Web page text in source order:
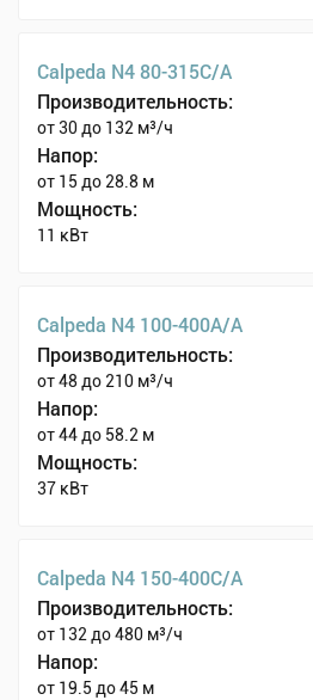
Calpeda N4 80-315C/A
Производительность:
от 30 до 132 м³/ч
Напор:
от 15 до 28.8 м
Мощность:
11 кВт
Calpeda N4 100-400A/A
Производительность:
от 48 до 210 м³/ч
Напор:
от 44 до 58.2 м
Мощность:
37 кВт
Calpeda N4 150-400C/A
Производительность:
от 132 до 480 м³/ч
Напор:
от 19.5 до 45 м